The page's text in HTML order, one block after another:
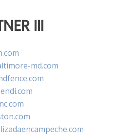
III
md.com